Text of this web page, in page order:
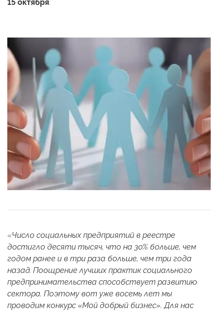
15 октября.
«Число социальных предприятий в реестре
достигло десяти тысяч, что на 30% больше, чем
годом ранее и в три раза больше, чем три года
назад. Поощрение лучших практик социального
предпринимательства способствует развитию
сектора. Поэтому вот уже восемь лет мы
проводим конкурс «Мой добрый бизнес». Для нас